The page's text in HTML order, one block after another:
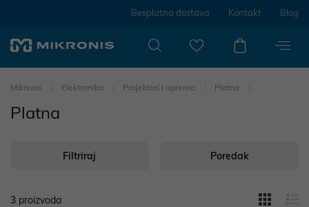
Besplatna dostava Kontakt Blog
Mikronis Elektronika Projektori i oprema Platna
Platna
Filtriraj Poredak
3 proizvoda